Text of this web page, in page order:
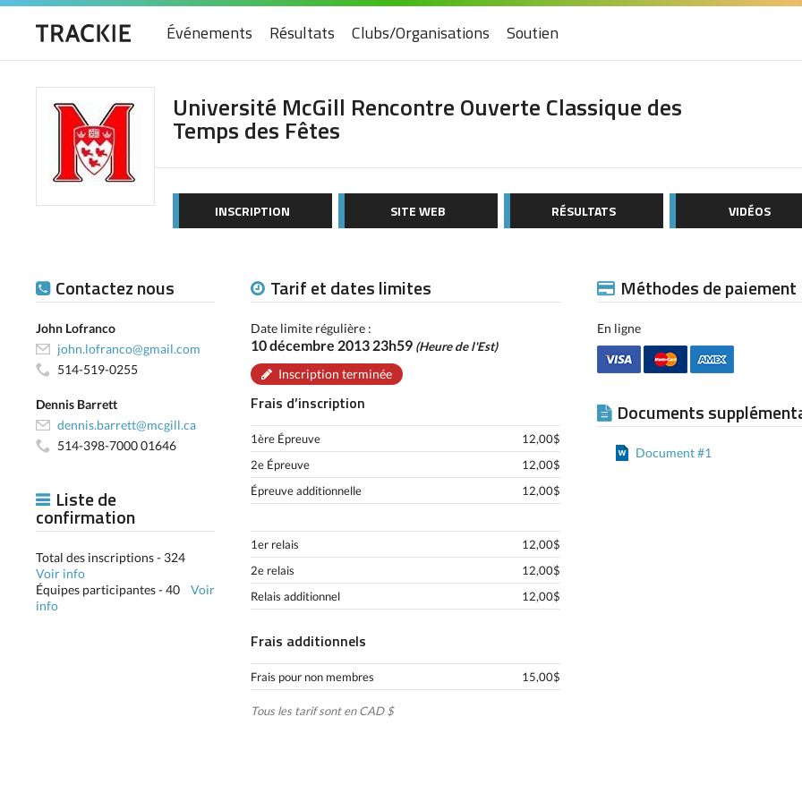
Événements Résultats Clubs/Organisations Soutien
Université McGill Rencontre Ouverte Classique des
Temps des Fêtes
INSCRIPTION SITE WEB RÉSULTATS VIDÉOS
Tarif et dates limites
Date limite régulière :
10 décembre 2013 23h59 (Heure de l'Est)
Inscription terminée
Frais d’inscription
1ère Épreuve
12,00$
2e Épreuve
12,00$
Épreuve additionnelle
12,00$
1er relais
12,00$
2e relais
12,00$
Relais additionnel
12,00$
Frais additionnels
Frais pour non membres 15,00$
Tous les tarif sont en CAD $
Méthodes de paiement
En ligne
Documents
Document #1
Contactez nous
John Lofranco
john.lofranco@gmail.com
514-519-0255
Dennis Barrett
dennis.barrett@mcgill.ca
514-398-7000 01646
Liste de
confirmation
Total des inscriptions - 324
Voir info
Équipes participantes - 40 Voir
info